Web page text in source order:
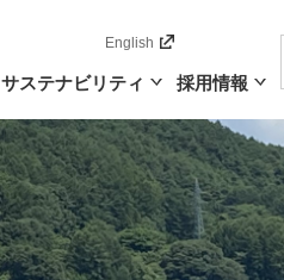
サステナビリティ 採用情報
English